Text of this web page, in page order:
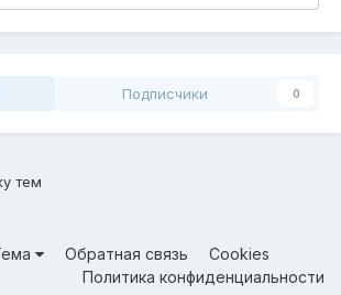
Подписчики 0
тем
Обратная связь
Cookies
Политика конфиденциальности